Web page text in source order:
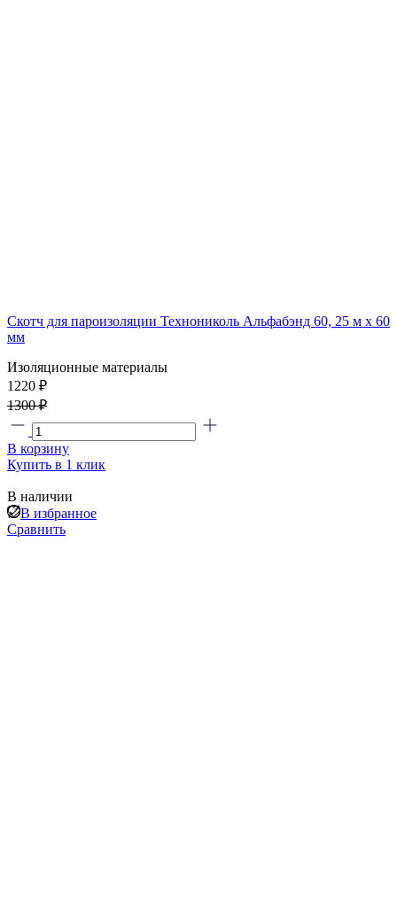
Скотч для пароизоляции Технониколь Альфабэнд 60, 25 м х 60
мм
Изоляционные материалы
1220 ₽
1300 ₽
В корзину
Купить в 1 клик
В наличии
В избранное
Сравнить